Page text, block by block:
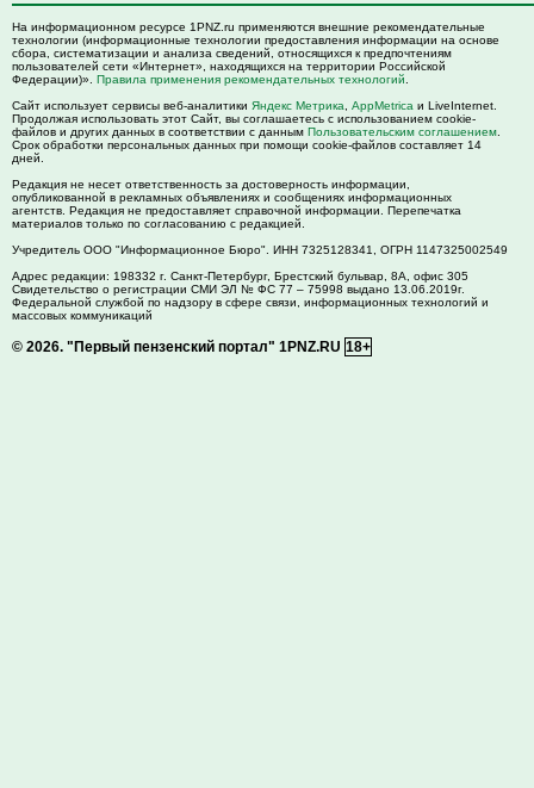
На информационном ресурсе 1PNZ.ru применяются внешние рекомендательные
технологии (информационные технологии предоставления информации на основе
сбора, систематизации и анализа сведений, относящихся к предпочтениям
пользователей сети «Интернет», находящихся на территории Российской
Федерации)». Правила применения рекомендательных технологий
Сайт использует сервисы веб-аналитики Яндекс Метрика AppMetrica и LiveInternet.
Продолжая использовать этот Сайт, вы соглашаетесь с использованием cookie-
файлов и других данных в соответствии с данным Пользовательским соглашением
Срок обработки персональных данных при помощи cookie-файлов составляет 14
дней.
Редакция не несет ответственность за достоверность информации,
опубликованной в рекламных объявлениях и сообщениях информационных
агентств. Редакция не предоставляет справочной информации. Перепечатка
материалов только по согласованию с редакцией.
Учредитель ООО "Информационное Бюро". ИНН 7325128341, ОГРН 1147325002549
Адрес редакции: 198332 г. Санкт-Петербург, Брестский бульвар, 8А, офис 305
Свидетельство о регистрации СМИ ЭЛ № ФС 77 – 75998 выдано 13.06.2019г.
Федеральной службой по надзору в сфере связи, информационных технологий и
массовых коммуникаций
© 2026. "Первый пензенский портал" 1PNZ.RU 18+